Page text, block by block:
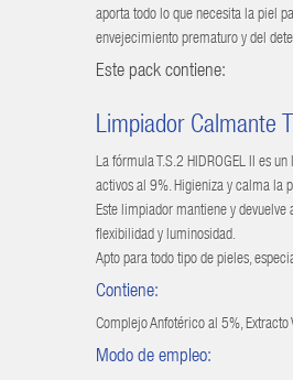
aporta todo lo que necesita la piel
envejecimiento prematuro y del
Este pack contiene:
Limpiador Calmante
La fórmula T.S.2 HIDROGEL II es
activos al 9%. Higieniza y calma la
Este limpiador mantiene y
flexibilidad y luminosidad.
Apto para todo tipo de pieles,
Contiene:
Complejo Anfotérico al 5%,
Modo de empleo: